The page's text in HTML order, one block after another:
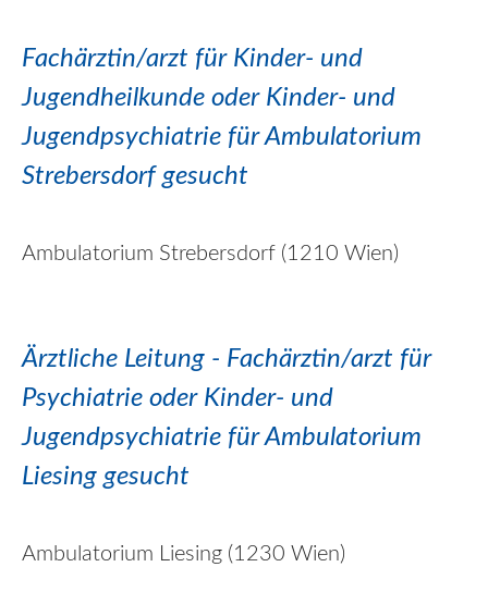
Fachärztin/arzt für Kinder- und
Jugendheilkunde oder Kinder- und
Jugendpsychiatrie für Ambulatorium
Strebersdorf gesucht
Ambulatorium Strebersdorf (1210 Wien)
Ärztliche Leitung - Fachärztin/arzt für
Psychiatrie oder Kinder- und
Jugendpsychiatrie für Ambulatorium
Liesing gesucht
Ambulatorium Liesing (1230 Wien)